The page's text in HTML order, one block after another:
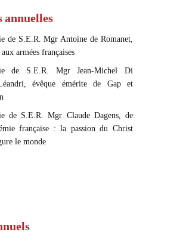
annuelles
de S.E.R. Mgr Antoine de Romanet,
armées françaises
de S.E.R. Mgr Jean-Michel Di
évêque émérite de Gap et
de S.E.R. Mgr Claude Dagens, de
française : la passion du Christ
le monde